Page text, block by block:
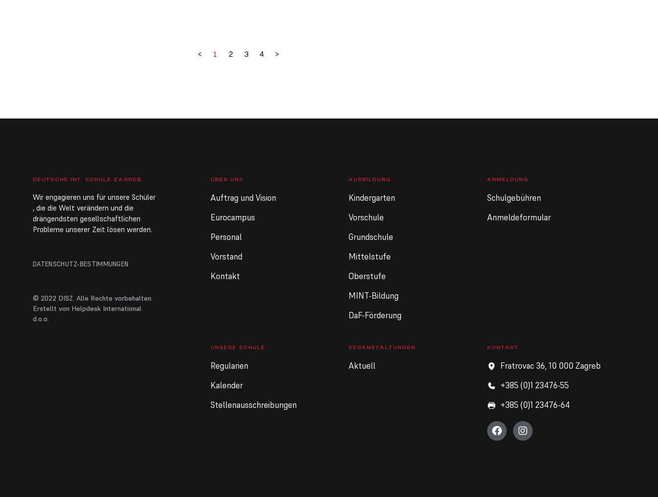
< 1 2 3 4 >
DEUTSCHE INT. SCHULE ZAGREB
Wir engagieren uns für unsere Schüler
, die die Welt verändern und die
drängendsten gesellschaftlichen
Probleme unserer Zeit lösen werden.
DATENSCHUTZ-BESTIMMUNGEN
© 2022 DISZ. Alle Rechte vorbehalten.
Erstellt von Helpdesk International
d.o.o.
ÜBER UNS
Auftrag und Vision
Eurocampus
Personal
Vorstand
Kontakt
AUSBILDUNG
Kindergarten
Vorschule
Grundschule
Mittelstufe
Oberstufe
MINT-Bildung
DaF-Förderung
ANMELDUNG
Schulgebühren
Anmeldeformular
UNSERE SCHULE
Regularien
Kalender
Stellenausschreibungen
VERANSTALTUNGEN
Aktuell
KONTAKT
Fratrovac 36, 10 000 Zagreb
+385 (0)1 23476-55
+385 (0)1 23476-64